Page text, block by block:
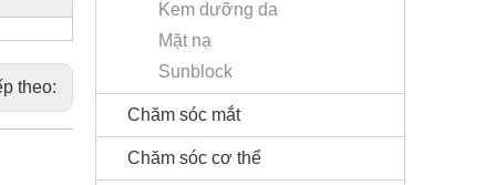
theo:
Kem dưỡng da
Mặt nạ
Sunblock
Chăm sóc mắt
Chăm sóc cơ thể